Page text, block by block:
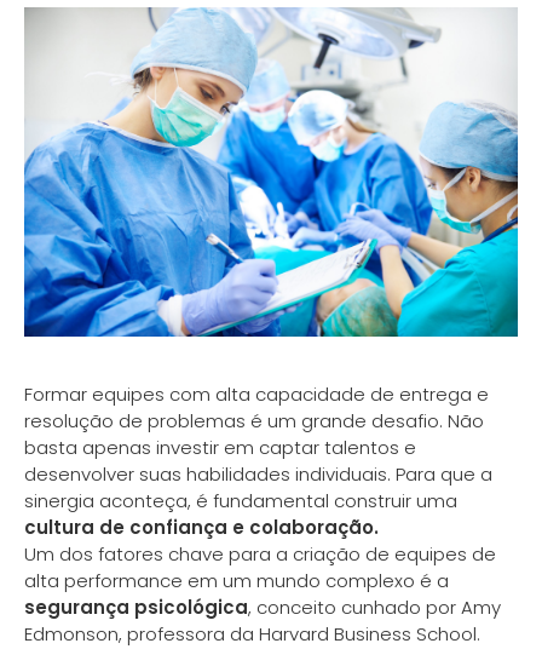
Formar equipes com alta capacidade de entrega e
resolução de problemas é um grande desafio. Não
basta apenas investir em captar talentos e
desenvolver suas habilidades individuais. Para que a
sinergia aconteça, é fundamental construir uma
cultura de confiança e colaboração.
Um dos fatores chave para a criação de equipes de
alta performance em um mundo complexo é a
segurança psicológica, conceito cunhado por Amy
Edmonson, professora da Harvard Business School.